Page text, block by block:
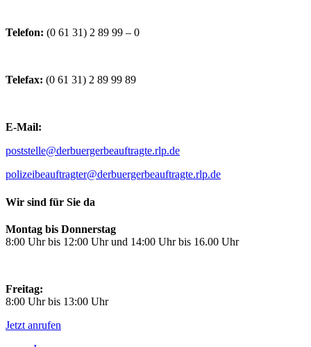
Telefon: (0 61 31) 2 89 99 – 0
Telefax: (0 61 31) 2 89 99 89
E-Mail:
poststelle@derbuergerbeauftragte.rlp.de
polizeibeauftragter@derbuergerbeauftragte.rlp.de
Wir sind für Sie da
Montag bis Donnerstag
8:00 Uhr bis 12:00 Uhr und 14:00 Uhr bis 16.00 Uhr
Freitag:
8:00 Uhr bis 13:00 Uhr
Jetzt anrufen